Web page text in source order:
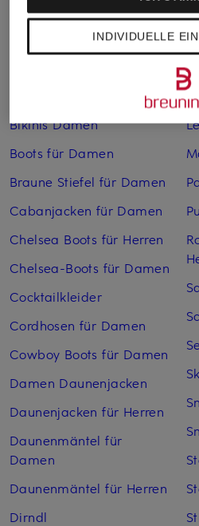
Weitere Kategorien
Bikinis Damen
Boots für Damen
Braune Stiefel für Damen
Cabanjacken für Damen
Chelsea Boots für Herren
Chelsea-Boots für Damen
Cocktailkleider
Cordhosen für Damen
Cowboy Boots für Damen
Damen Daunenjacken
Daunenjacken für Herren
Daunenmäntel für
Damen
Daunenmäntel für Herren
Dirndl
INDIVIDUELLE